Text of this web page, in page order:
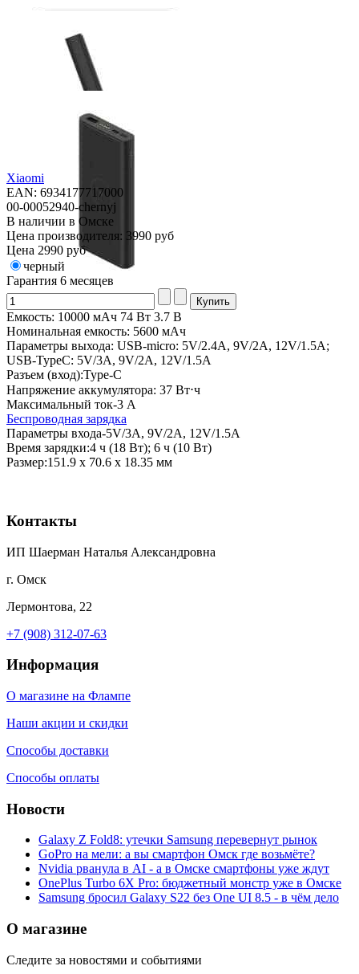
Xiaomi
EAN: 6934177717000
00-00052940-chernyj
В наличии в Омске
Цена производителя: 3990 руб
Цена 2990 руб
черный
Гарантия 6 месяцев
Емкость: 10000 мАч 74 Вт 3.7 В
Номинальная емкость: 5600 мАч
Параметры выхода: USB-micro: 5V/2.4A, 9V/2A, 12V/1.5A;
USB-TypeC: 5V/3A, 9V/2A, 12V/1.5A
Разъем (вход):Type-C
Напряжение аккумулятора: 37 Вт⋅ч
Максимальный ток-3 А
Беспроводная зарядка
Параметры входа-5V/3A, 9V/2A, 12V/1.5A
Время зарядки:4 ч (18 Вт); 6 ч (10 Вт)
Размер:151.9 х 70.6 х 18.35 мм
Контакты
ИП Шаерман Наталья Александровна
г. Омск
Лермонтова, 22
+7 (908) 312-07-63
Информация
О магазине на Флампе
Наши акции и скидки
Способы доставки
Способы оплаты
Новости
Galaxy Z Fold8: утечки Samsung перевернут рынок
GoPro на мели: а вы смартфон Омск где возьмёте?
Nvidia рванула в AI - а в Омске смартфоны уже ждут
OnePlus Turbo 6X Pro: бюджетный монстр уже в Омске
Samsung бросил Galaxy S22 без One UI 8.5 - в чём дело
О магазине
Следите за новостями и событиями